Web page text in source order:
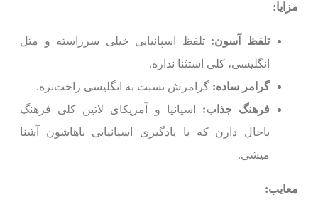
مزایا:
تلفظ آسون: تلفظ اسپانیایی خیلی سرراسته و مثل
انگلیسی، کلی استثنا نداره.
گرامر ساده: گرامرش نسبت به انگلیسی راحت‌تره.
فرهنگ جذاب: اسپانیا و آمریکای لاتین کلی فرهنگ
باحال دارن که با یادگیری اسپانیایی باهاشون آشنا
میشی.
معایب: